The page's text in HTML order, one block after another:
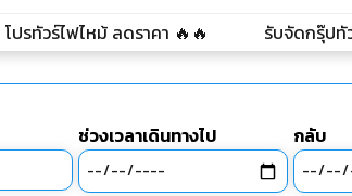
โปรทัวร์ไฟไหม้ ลดราคา 🔥🔥 รับจัดกรุ๊ปทั
ช่วงเวลาเดินทางไป กลับ